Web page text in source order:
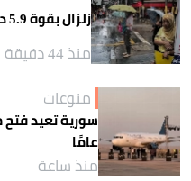
زلزال بقوة 5.9 درجات قبالة سواحل الفلبين
منذ 44 دقيقة
منوعات
عامًا
منذ ساعة